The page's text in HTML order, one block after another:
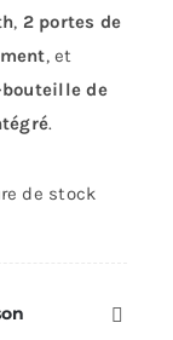
, 2 portes de
, et
de
.
de stock